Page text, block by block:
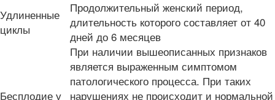
Удлиненные
циклы
Продолжительный женский период,
длительность которого составляет от 40
дней до 6 месяцев
Бесплодие у
При наличии вышеописанных признаков
является выраженным симптомом
патологического процесса. При таких
нарушениях не происходит и нормальной